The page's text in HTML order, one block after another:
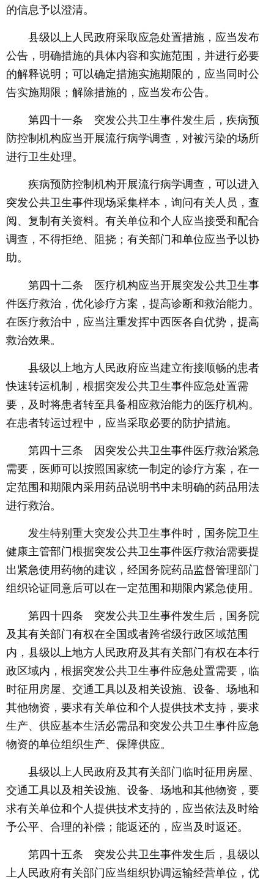
的信息予以澄清。
县级以上人民政府采取应急处置措施，应当发布
公告，明确措施的具体内容和实施范围，并进行必要
的解释说明；可以确定措施实施期限的，应当同时公
告实施期限；解除措施的，应当发布公告。
第四十一条 突发公共卫生事件发生后，疾病预
防控制机构应当开展流行病学调查，对被污染的场所
进行卫生处理。
疾病预防控制机构开展流行病学调查，可以进入
突发公共卫生事件现场采集样本，询问有关人员，查
阅、复制有关资料。有关单位和个人应当接受和配合
调查，不得拒绝、阻挠；有关部门和单位应当予以协
助。
第四十二条 医疗机构应当开展突发公共卫生事
件医疗救治，优化诊疗方案，提高诊断和救治能力。
在医疗救治中，应当注重发挥中西医各自优势，提高
救治效果。
县级以上地方人民政府应当建立衔接顺畅的患者
快速转运机制，根据突发公共卫生事件应急处置需
要，及时将患者转至具备相应救治能力的医疗机构。
在患者转运过程中，应当采取必要的防护措施。
第四十三条 因突发公共卫生事件医疗救治紧急
需要，医师可以按照国家统一制定的诊疗方案，在一
定范围和期限内采用药品说明书中未明确的药品用法
进行救治。
发生特别重大突发公共卫生事件时，国务院卫生
健康主管部门根据突发公共卫生事件医疗救治需要提
出紧急使用药物的建议，经国务院药品监督管理部门
组织论证同意后可以在一定范围和期限内紧急使用。
第四十四条 突发公共卫生事件发生后，国务院
及其有关部门有权在全国或者跨省级行政区域范围
内，县级以上地方人民政府及其有关部门有权在本行
政区域内，根据突发公共卫生事件应急处置需要，临
时征用房屋、交通工具以及相关设施、设备、场地和
其他物资，要求有关单位和个人提供技术支持，要求
生产、供应基本生活必需品和突发公共卫生事件应急
物资的单位组织生产、保障供应。
县级以上人民政府及其有关部门临时征用房屋、
交通工具以及相关设施、设备、场地和其他物资，要
求有关单位和个人提供技术支持的，应当依法及时给
予公平、合理的补偿；能返还的，应当及时返还。
第四十五条 突发公共卫生事件发生后，县级以
上人民政府有关部门应当组织协调运输经营单位，优